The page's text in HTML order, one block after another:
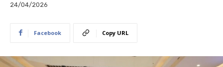
24/04/2026
Facebook Copy URL